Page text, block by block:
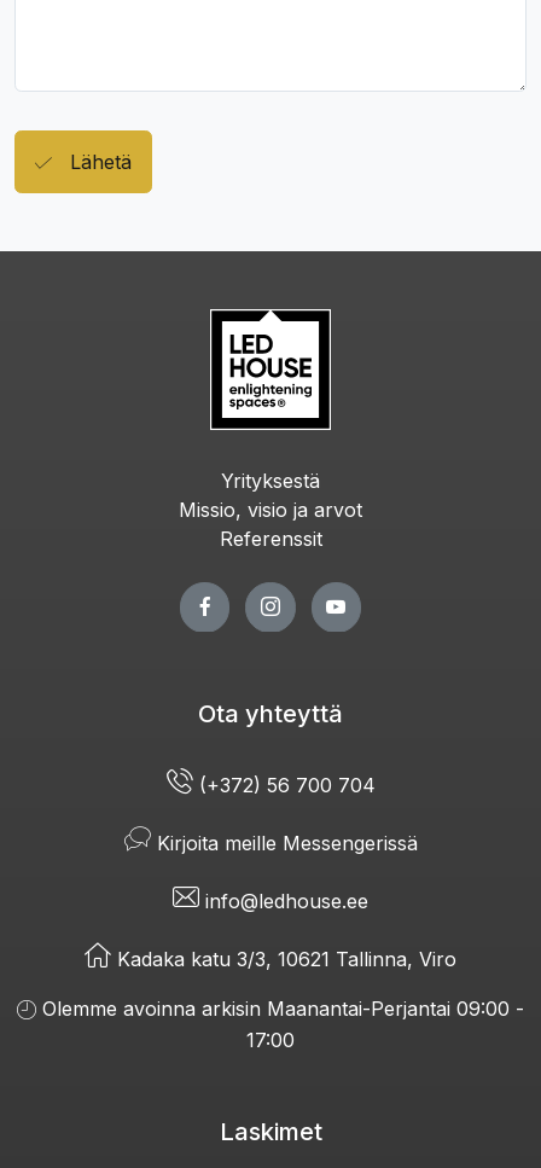
Lähetä
Yrityksestä
Missio, visio ja arvot
Referenssit
Ota yhteyttä
(+372) 56 700 704
Kirjoita meille Messengerissä
info@ledhouse.ee
Kadaka katu 3/3, 10621 Tallinna, Viro
Olemme avoinna arkisin Maanantai-Perjantai 09:00 -
17:00
Laskimet